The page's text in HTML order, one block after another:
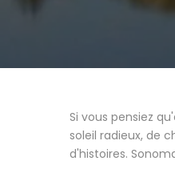
Si vous pensiez
soleil radieux, de
d'histoires.